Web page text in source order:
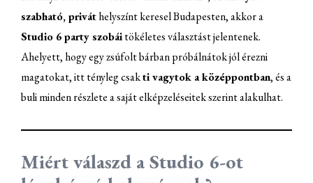
szabható, priváthelyszínt keresel Budapesten, akkor a
Studio 6 party szobáitökéletes választást jelentenek.
Ahelyett, hogy egy zsúfolt bárban próbálnátok jól érezni
magatokat, itt tényleg csakti vagytok a középpontban, és a
buli minden részlete a saját elképzeléseitek szerint alakulhat.
Miért válaszd a Studio 6-ot